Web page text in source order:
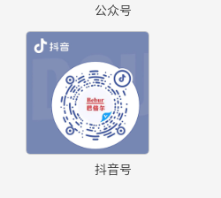
公众号
抖音号